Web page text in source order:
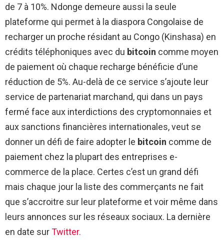
de 7 à 10%. Ndonge demeure aussi la seule
plateforme qui permet à la diaspora Congolaise de
recharger un proche résidant au Congo (Kinshasa) en
crédits téléphoniques avec du bitcoin comme moyen
de paiement où chaque recharge bénéficie d’une
réduction de 5%. Au-delà de ce service s’ajoute leur
service de partenariat marchand, qui dans un pays
fermé face aux interdictions des cryptomonnaies et
aux sanctions financières internationales, veut se
donner un défi de faire adopter le bitcoin comme de
paiement chez la plupart des entreprises e-
commerce de la place. Certes c’est un grand défi
mais chaque jour la liste des commerçants ne fait
que s’accroitre sur leur plateforme et voir même dans
leurs annonces sur les réseaux sociaux. La dernière
en date surTwitter.